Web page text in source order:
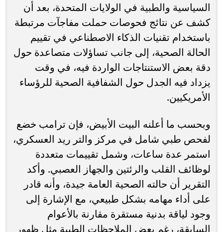
السياسية والطبية في الولايات المتحدة، بعد أن
كشف عن نتائج فحوصات حملت مفاجآت مرتبطة
باستخدام تقنيات الذكاء الاصطناعي في تقييم
الحالة الصحية، إلى جانب تساؤلات متصاعدة حول
دقة بعض الاستنتاجات الواردة فيه، في وقت
يزداد فيه الجدل حول الشفافية الصحية للرؤساء
الأمريكيين.
وبحسب ما أعلنه البيت الأبيض، فإن ترامب خضع
لفحص طبي شامل في مركز والتر ريد العسكري،
استمر عدة ساعات، وشمل تقييمات متعددة
لوظائف القلب والرئتين والجهاز العصبي. وأكد
التقرير أن حالته الصحية العامة جيدة، وأنه قادر
على أداء مهامه بشكل طبيعي، مع الإشارة إلى
وجود لياقة بدنية مستقرة مقارنة بالأعوام
السابقة، رغم بعض الملاحظات الطبية مثل ظهور